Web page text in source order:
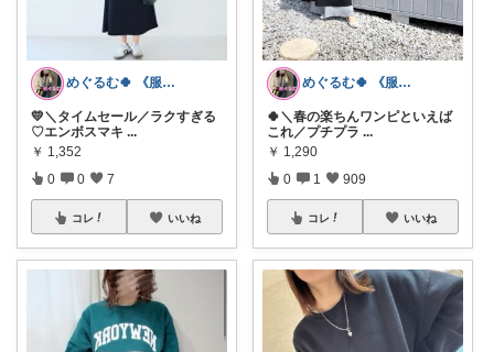
めぐるむ🍀 《服と暮らし》朝コレ
💛＼タイムセール／ラクすぎる
♡エンボスマキ ...
￥ 1,352
0 0 7
コレ いいね
めぐるむ🍀 《服と暮らし》朝コレ
🍀＼春の楽ちんワンピといえば
これ／プチプラ ...
￥ 1,290
0 1 909
コレ いいね